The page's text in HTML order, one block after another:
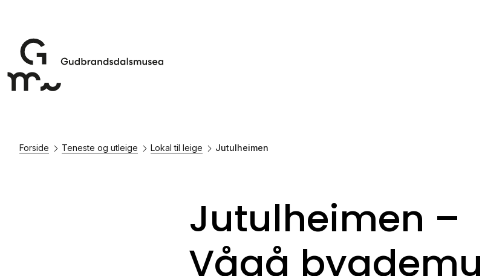
Forside Teneste og utleige Lokal til leige Jutulheimen
Jutulheimen –
Vågå